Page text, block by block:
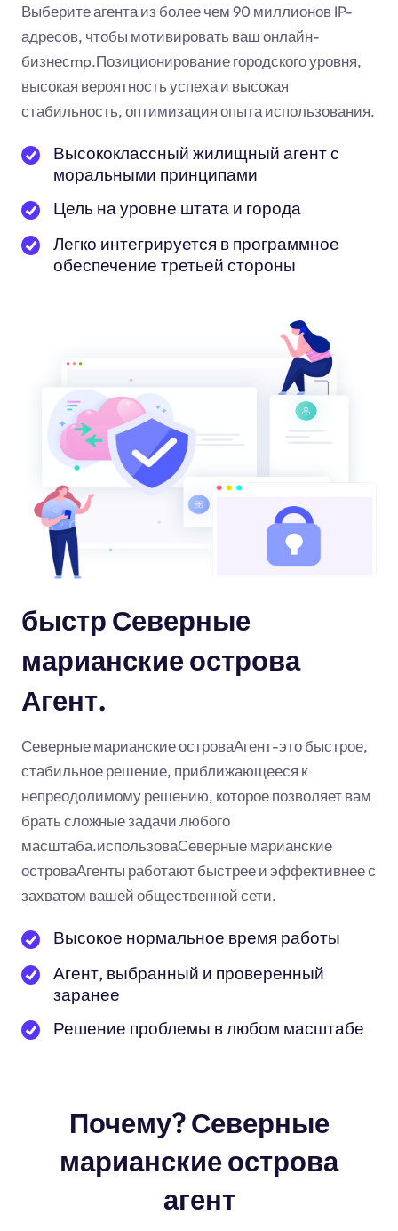
Выберите агента из более чем 90 миллионов IP-
адресов, чтобы мотивировать ваш онлайн-
бизнесmp.Позиционирование городского уровня,
высокая вероятность успеха и высокая
стабильность, оптимизация опыта использования.
Высококлассный жилищный агент с
моральными принципами
Цель на уровне штата и города
Легко интегрируется в программное
обеспечение третьей стороны
быстр Северные
марианские острова
Агент.
Северные марианские островаАгент-это быстрое,
стабильное решение, приближающееся к
непреодолимому решению, которое позволяет вам
брать сложные задачи любого
масштаба.использоваСеверные марианские
островаАгенты работают быстрее и эффективнее с
захватом вашей общественной сети.
Высокое нормальное время работы
Агент, выбранный и проверенный
заранее
Решение проблемы в любом масштабе
Почему? Северные
марианские острова
агент